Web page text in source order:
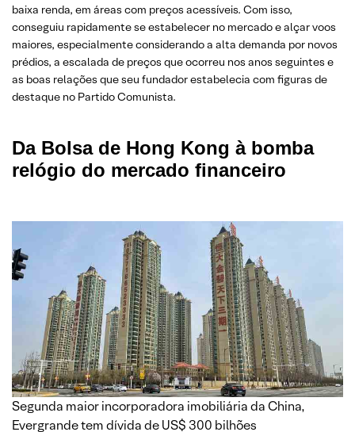
baixa renda, em áreas com preços acessíveis. Com isso,
conseguiu rapidamente se estabelecer no mercado e alçar voos
maiores, especialmente considerando a alta demanda por novos
prédios, a escalada de preços que ocorreu nos anos seguintes e
as boas relações que seu fundador estabelecia com figuras de
destaque no Partido Comunista.
Da Bolsa de Hong Kong à bomba
relógio do mercado financeiro
Segunda maior incorporadora imobiliária da China,
Evergrande tem dívida de US$ 300 bilhões